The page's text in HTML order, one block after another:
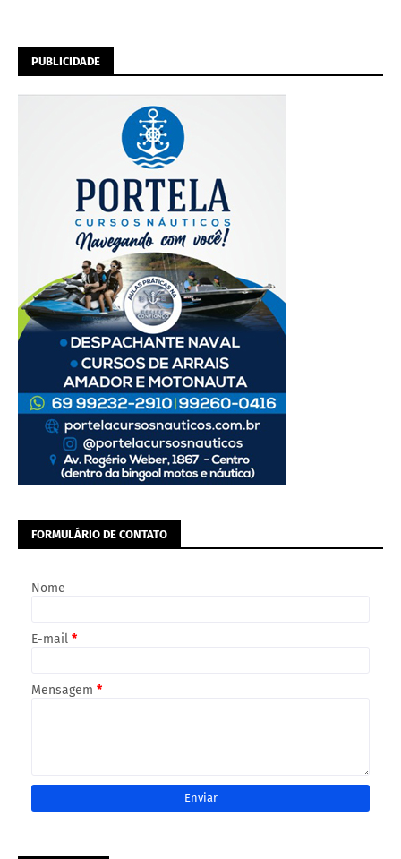
PUBLICIDADE
FORMULÁRIO DE CONTATO
Nome
E-mail *
Mensagem *